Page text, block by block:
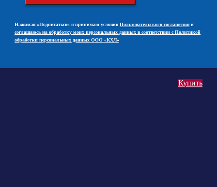
Купить
Нажимая «Подписаться» я принимаю условия Пользовательского соглашения и
соглашаюсь на обработку моих персональных данных в соответствии с Политикой
обработки персональных данных ООО «КХЛ»